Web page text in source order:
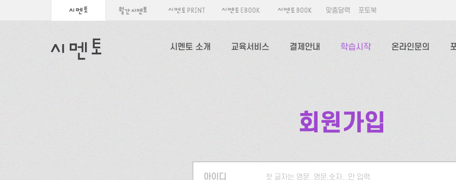
맞춤달력 포토북
시멘토 소개 교육서비스 결제안내 학습시작 온라인문의
회원가입
아이디 첫 글자는 영문. 영문,숫자,_만 입력.